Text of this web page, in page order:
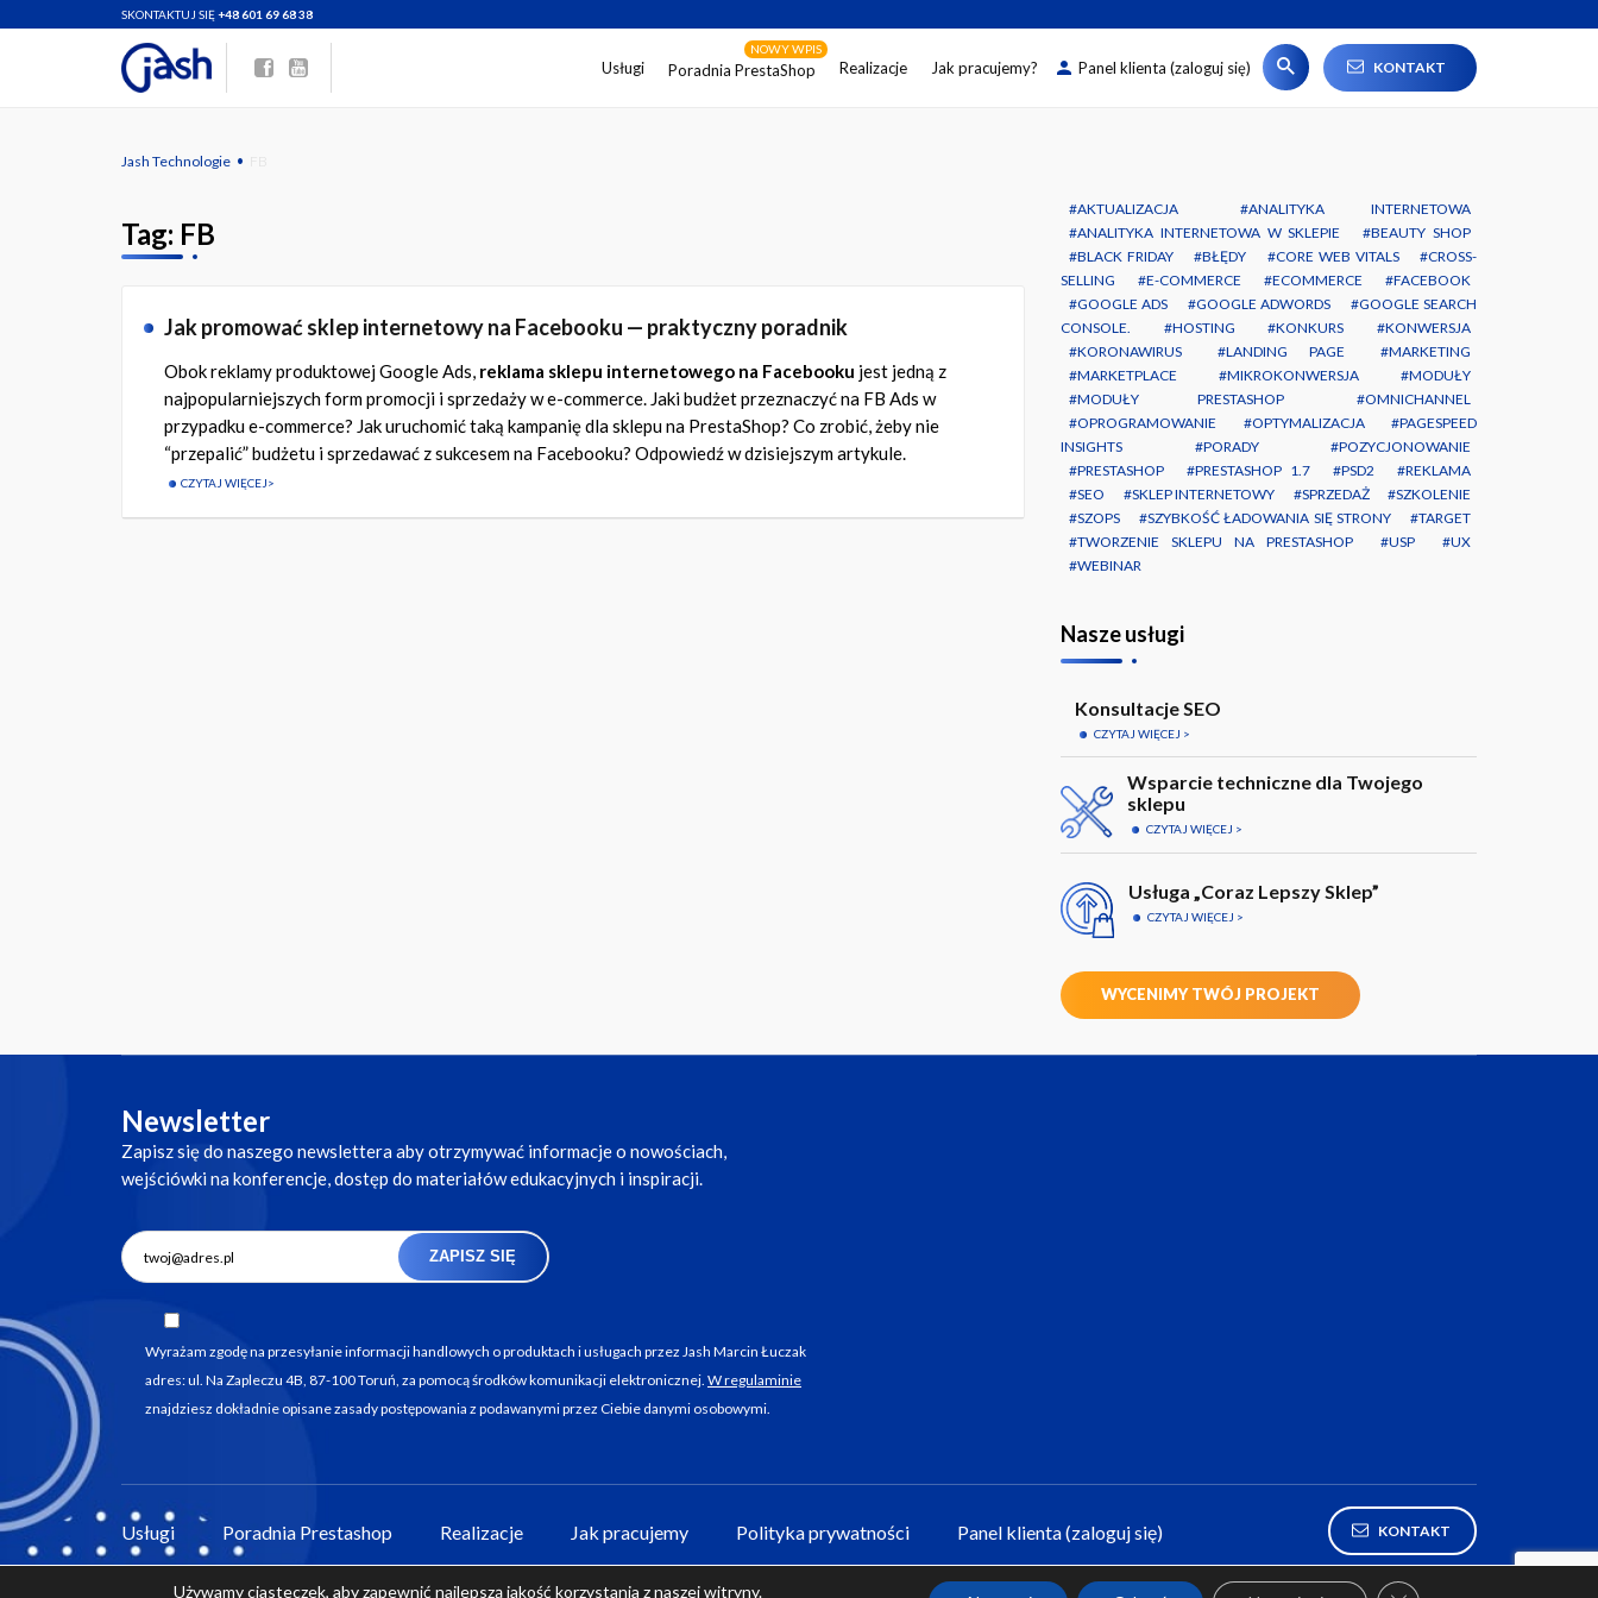
SKONTAKTUJ SIĘ+48 601 69 68 38
Usługi Poradnia PrestaShop
NOWY WPIS
Realizacje Jak pracujemy? Panel klienta (zaloguj się) KONTAKT
Jash Technologie ·
Tag: FB
Jak promować sklep internetowy na Facebooku — praktyczny poradnik
Obok reklamy produktowej Google Ads, reklama sklepu internetowego na Facebooku jest jedną z
najpopularniejszych form promocji i sprzedaży w e-commerce. Jaki budżet przeznaczyć na FB Ads w
przypadku e-commerce? Jak uruchomić taką kampanię dla sklepu na PrestaShop? Co zrobić, żeby nie
“przepalić” budżetu i sprzedawać z sukcesem na Facebooku? Odpowiedź w dzisiejszym artykule.
CZYTAJ WIĘCEJ
AKTUALIZACJA
ANALITYKA INTERNETOWA
ANALITYKA INTERNETOWA W SKLEPIE
BEAUTY SHOP
BLACK FRIDAY
BŁĘDY CORE WEB VITALS
CROSS-
SELLING
E-COMMERCE ECOMMERCE
FACEBOOK
GOOGLE ADS
GOOGLE ADWORDS
GOOGLE SEARCH
CONSOLE.
HOSTING KONKURS
KONWERSJA
KORONAWIRUS
LANDING PAGE
MARKETING
MARKETPLACE
MIKROKONWERSJA
MODUŁY
MODUŁY PRESTASHOP
OMNICHANNEL
OPROGRAMOWANIE
OPTYMALIZACJA
PAGESPEED
INSIGHTS
PORADY
POZYCJONOWANIE
PRESTASHOP
PRESTASHOP 1.7 PSD2
REKLAMA
SEO
SKLEP INTERNETOWY SPRZEDAŻ
SZKOLENIE
SZOPS
SZYBKOŚĆ ŁADOWANIA SIĘ STRONY
TARGET
TWORZENIE SKLEPU NA PRESTASHOP
USP
UX
WEBINAR
Nasze usługi
Konsultacje SEO
CZYTAJ WIĘCEJ
Wsparcie techniczne dla Twojego
sklepu
CZYTAJ WIĘCEJ
Usługa „Coraz Lepszy Sklep”
CZYTAJ WIĘCEJ
WYCENIMY TWÓJ PROJEKT
Newsletter
Zapisz się do naszego newslettera aby otrzymywać informacje o nowościach,
wejściówki na konferencje, dostęp do materiałów edukacyjnych i inspiracji.
ZAPISZ SIĘ
Wyrażam zgodę na przesyłanie informacji handlowych o produktach i usługach przez Jash Marcin Łuczak
adres: ul. Na Zapleczu 4B, 87-100 Toruń, za pomocą środków komunikacji elektronicznej. W regulaminie
znajdziesz dokładnie opisane zasady postępowania z podawanymi przez Ciebie danymi osobowymi.
Usługi Poradnia Prestashop Realizacje Jak pracujemy Polityka prywatności Panel klienta (zaloguj się) KONTAKT
Używamy ciasteczek, aby zapewnić najlepszą jakość korzystania z naszej witryny.